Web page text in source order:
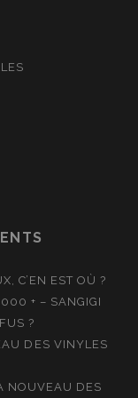
C’EN EST OÙ ?
+ – SANGIGI
?
DES VINYLES
NOUVEAU DES